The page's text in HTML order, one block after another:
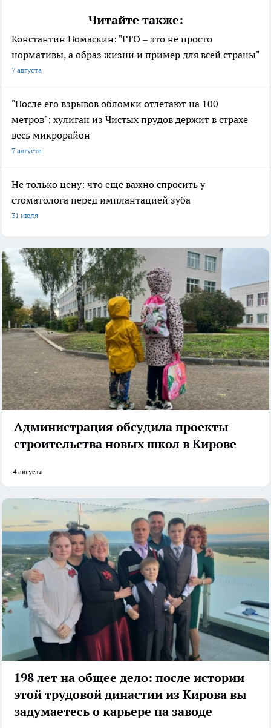
Читайте также:
Константин Помаскин: "ГТО – это не просто
нормативы, а образ жизни и пример для всей страны"
7 августа
"После его взрывов обломки отлетают на 100
метров": хулиган из Чистых прудов держит в страхе
весь микрорайон
7 августа
Не только цену: что еще важно спросить у
стоматолога перед имплантацией зуба
31 июля
Администрация обсудила проекты
строительства новых школ в Кирове
4 августа
198 лет на общее дело: после истории
этой трудовой династии из Кирова вы
задумаетесь о карьере на заводе